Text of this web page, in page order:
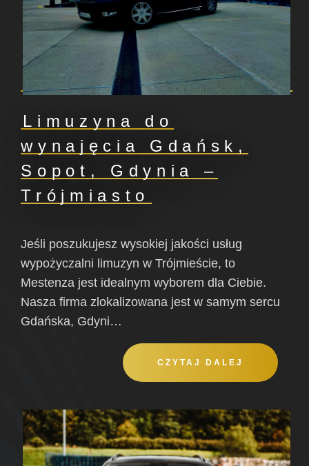
Limuzyna do
wynajęcia Gdańsk,
Sopot, Gdynia –
Trójmiasto
Jeśli poszukujesz wysokiej jakości usług
wypożyczalni limuzyn w Trójmieście, to
Mestenza jest idealnym wyborem dla Ciebie.
Nasza firma zlokalizowana jest w samym sercu
Gdańska, Gdyni…
CZYTAJ DALEJ